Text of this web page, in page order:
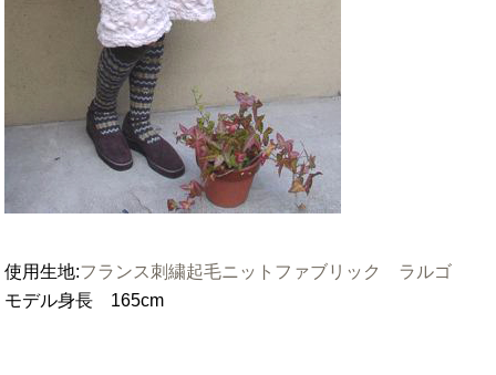
使用生地:フランス刺繍起毛ニットファブリック ラルゴ
モデル身長 165cm